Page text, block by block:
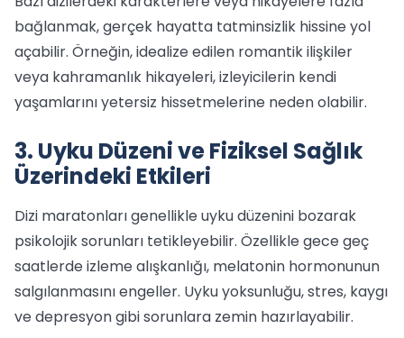
bağlanmak, gerçek hayatta tatminsizlik hissine yol
açabilir. Örneğin, idealize edilen romantik ilişkiler
veya kahramanlık hikayeleri, izleyicilerin kendi
yaşamlarını yetersiz hissetmelerine neden olabilir.
3. Uyku Düzeni ve Fiziksel Sağlık
Üzerindeki Etkileri
Dizi maratonları genellikle uyku düzenini bozarak
psikolojik sorunları tetikleyebilir. Özellikle gece geç
saatlerde izleme alışkanlığı, melatonin hormonunun
salgılanmasını engeller. Uyku yoksunluğu, stres, kaygı
ve depresyon gibi sorunlara zemin hazırlayabilir.